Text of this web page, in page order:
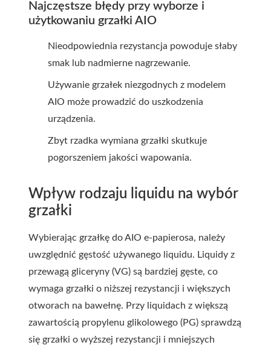
Najczęstsze błędy przy wyborze i
użytkowaniu grzałki AIO
Nieodpowiednia rezystancja powoduje słaby
smak lub nadmierne nagrzewanie.
Używanie grzałek niezgodnych z modelem
AIO może prowadzić do uszkodzenia
urządzenia.
Zbyt rzadka wymiana grzałki skutkuje
pogorszeniem jakości wapowania.
Wpływ rodzaju liquidu na wybór
grzałki
Wybierając grzałkę do AIO e-papierosa, należy
uwzględnić gęstość używanego liquidu. Liquidy z
przewagą gliceryny (VG) są bardziej gęste, co
wymaga grzałki o niższej rezystancji i większych
otworach na bawełnę. Przy liquidach z większą
zawartością propylenu glikolowego (PG) sprawdzą
się grzałki o wyższej rezystancji i mniejszych